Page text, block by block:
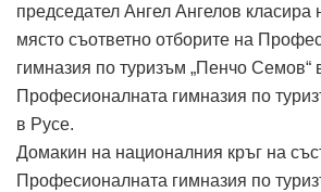
председател Ангел Ангелов класира
място съответно отборите на
гимназия по туризъм „Пенчо Семов“
Професионалната гимназия по
в Русе.
Домакин на националния кръг на
Професионалната гимназия по